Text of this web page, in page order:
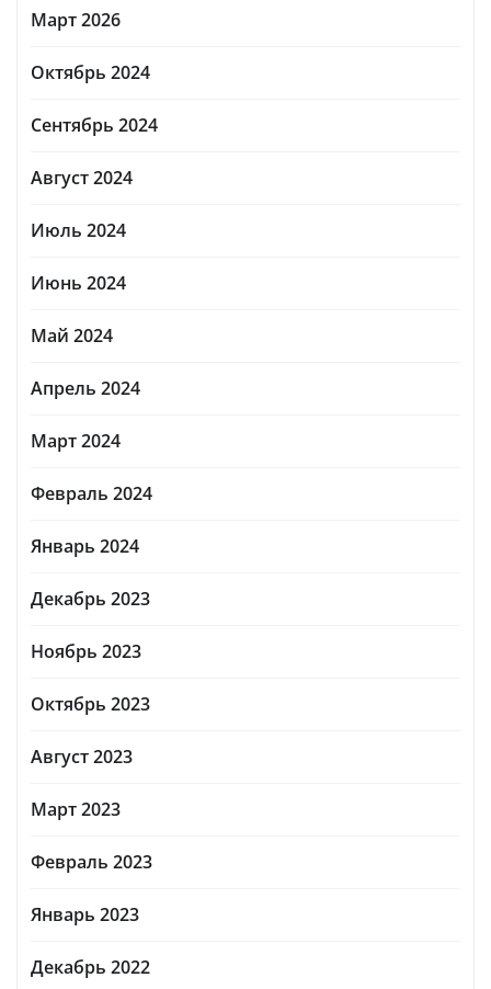
Март 2026
Октябрь 2024
Сентябрь 2024
Август 2024
Июль 2024
Июнь 2024
Май 2024
Апрель 2024
Март 2024
Февраль 2024
Январь 2024
Декабрь 2023
Ноябрь 2023
Октябрь 2023
Август 2023
Март 2023
Февраль 2023
Январь 2023
Декабрь 2022